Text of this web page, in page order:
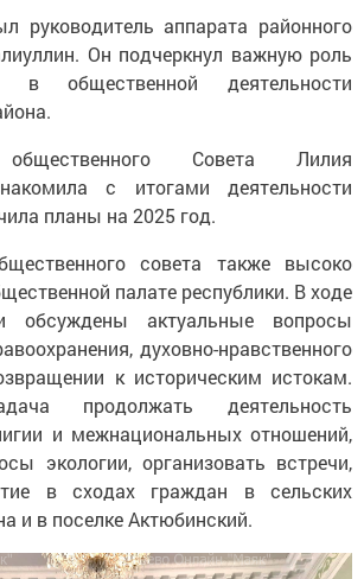
руководитель аппарата районного
Он подчеркнул важную роль
в общественной деятельности
общественного Совета Лилия
с итогами деятельности
планы на 2025 год.
совета также высоко
палате республики. В ходе
обсуждены актуальные вопросы
духовно-нравственного
к историческим истокам.
продолжать деятельность
и межнациональных отношений,
экологии, организовать встречи,
в сходах граждан в сельских
и в поселке Актюбинский.